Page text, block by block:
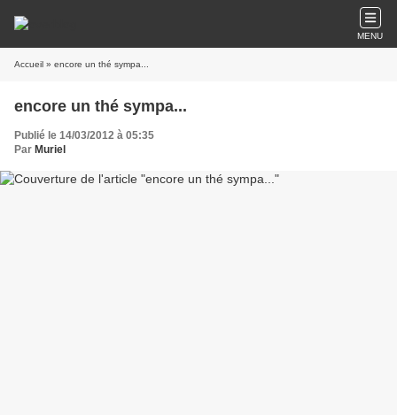
MENU
Accueil » encore un thé sympa...
encore un thé sympa...
Publié le 14/03/2012 à 05:35
Par Muriel